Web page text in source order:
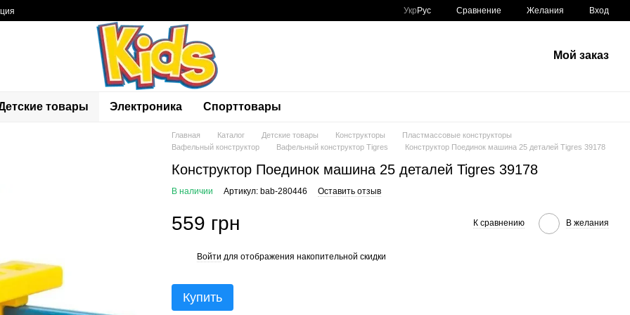
Укр Рус Сравнение Желания Вход
Мой заказ
товары Электроника Спорттовары
Главная Каталог Детские товары Конструкторы
Пластмассовые конструкторы
Вафельный конструктор
Вафельный конструктор Tigres Конструктор Поединок машина 25 деталей Tigres 39178
Конструктор Поединок машина 25 деталей Tigres 39178
В наличии Артикул: bab-280446 Оставить отзыв
559 грн К сравнению В желания
Войти для отображения накопительной скидки
Купить